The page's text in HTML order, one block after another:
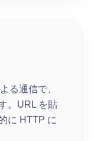
る通信で、
。URL を貼
に HTTP に